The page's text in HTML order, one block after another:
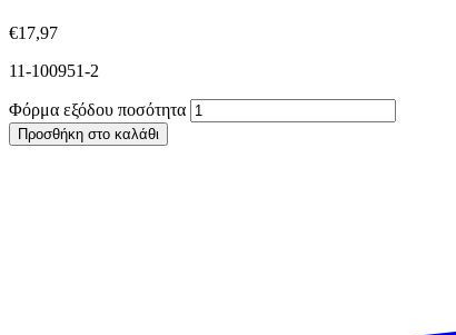
€17,97
11-100951-2
Φόρμα εξόδου ποσότητα
Προσθήκη στο καλάθι